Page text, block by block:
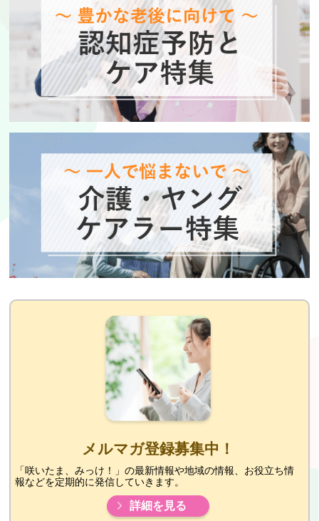
メルマガ登録募集中！
「咲いたま、みっけ！」の最新情報や地域の情報、お役立ち情
報などを定期的に発信していきます。
詳細を見る